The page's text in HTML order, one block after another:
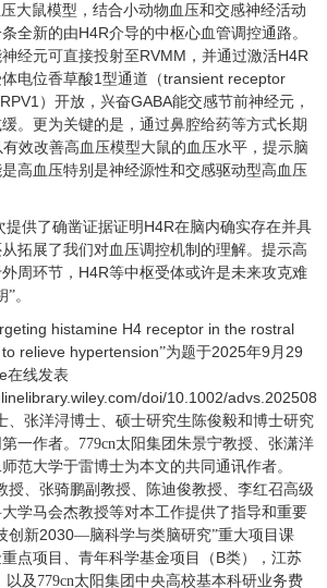
大鼠模型，结合小动物血压和交感神经活动
全新的由H4R介导的中枢心血管调控通路。
经元可直接投射至 RVMM ，并通过激活H4R
电位香草酸1 型通道（transient receptor
）开放，兴奋GABA能交感节前神经元，
。更为关键的是，通过鼻腔给药等方式长期
有效改善高血压模型大鼠的血压水平，提示脑
高血压特别是神经源性和交感驱动型高血压
提供了确凿证据证明 H4R在脑内确实存在并具
拓展了我们对血压调控机制的理解。提示高
周环节， H4R等中枢受体或许是未来攻克难
。
histamine H4 receptor in the rostral
relieve hypertension”为题于2025年9 月 29
在线发表
doi/10.1002/
、张洋浔博士、硕士研究生陈俊毅和博士研究
一作者。779cn太阳集团朱景宁教授、张潇洋
范大学于雷博士为本文的共同通讯作者。
授、张骑鹏副教授、陈迪俊教授、李红召高级
学马会杰教授等对本工作提供了指导和重要
创新2030—脑科学与类脑研究”重大项目课
点项目、青年科学基金项目（ B类），江苏
以及779cn太阳集团中央高校基本科研业务费